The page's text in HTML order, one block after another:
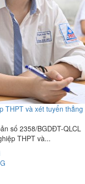
THPT và xét tuyển thẳng
số 2358/BGDĐT-QLCL
THPT và...